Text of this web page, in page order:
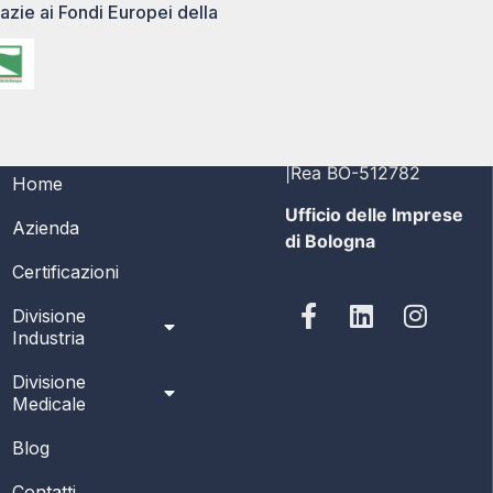
ai Fondi Europei della
Home
Azienda
Certificazioni
Divisione
Industria
Divisione
Medicale
Blog
|Rea BO-512782
Ufficio delle Imprese
di Bologna